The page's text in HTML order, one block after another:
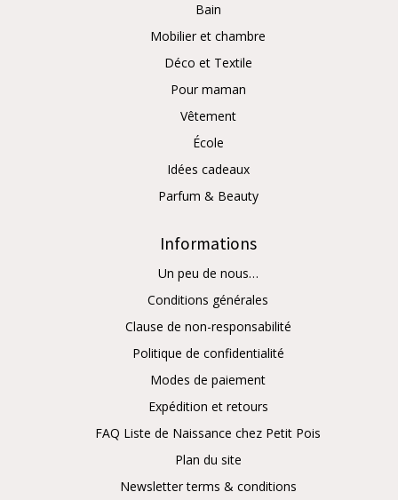
Bain
Mobilier et chambre
Déco et Textile
Pour maman
Vêtement
École
Idées cadeaux
Parfum & Beauty
Informations
Un peu de nous…
Conditions générales
Clause de non-responsabilité
Politique de confidentialité
Modes de paiement
Expédition et retours
FAQ Liste de Naissance chez Petit Pois
Plan du site
Newsletter terms & conditions